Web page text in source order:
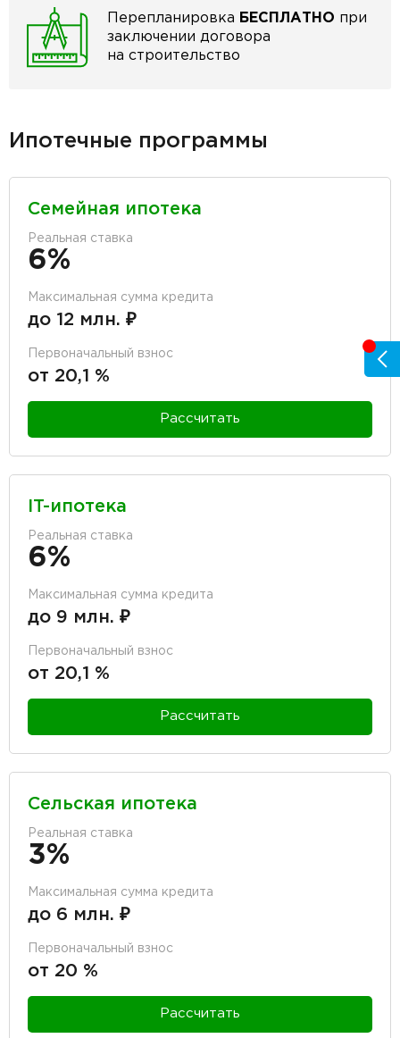
Перепланировка БЕСПЛАТНО при
заключении договора
на строительство
Ипотечные программы
Семейная ипотека
Реальная ставка
6%
Максимальная сумма кредита
до 12 млн. ₽
Первоначальный взнос
от 20,1 %
Рассчитать
IT-ипотека
Реальная ставка
6%
Максимальная сумма кредита
до 9 млн. ₽
Первоначальный взнос
от 20,1 %
Рассчитать
Сельская ипотека
Реальная ставка
3%
Максимальная сумма кредита
до 6 млн. ₽
Первоначальный взнос
от 20 %
Рассчитать